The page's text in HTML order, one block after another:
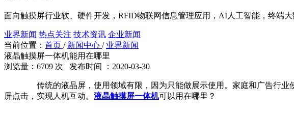
面向触摸屏行业软、硬件开发，RFID物联网信息管理应用，AI人工智能，终端大
业界新闻 热点关注 技术资讯 企业新闻
当前位置： 首页 / 新闻中心 / 业界新闻
液晶触摸屏一体机能用在哪里
浏览量：6709 次 发布时间 ：2020-03-30
传统的液晶屏，使用领域有限，因为只能做展示使用。家庭和广告行
屏点击，实现人机互动。 液晶触摸屏一体机可以用在哪里？